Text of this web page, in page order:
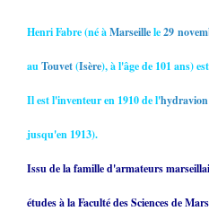
Henri Fabre (né àMarseillele29
auTouvet(Isère), à l'âge de 101 ans)
Il est l'inventeur en 1910 de l'hydravion
jusqu'en 1913).
Issu de la famille d'armateurs
études à la Faculté des Sciences de